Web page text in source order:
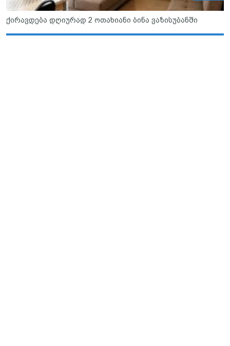
ქირავდება დღიურად 2 ოთახიანი ბინა ვაზისუბანში